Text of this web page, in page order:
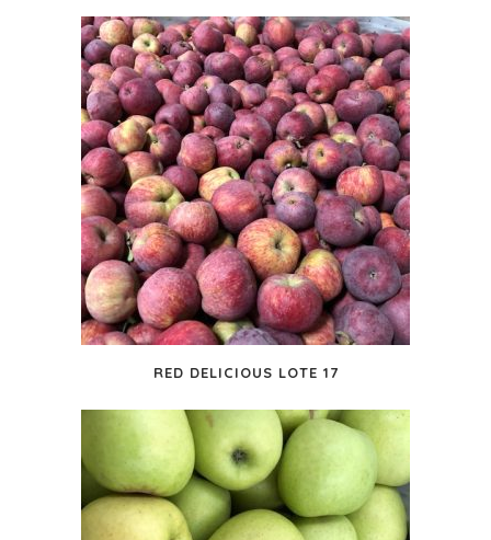
RED DELICIOUS LOTE 17